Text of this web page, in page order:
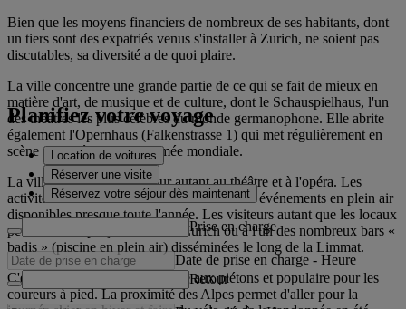
Bien que les moyens financiers de nombreux de ses habitants, dont
un tiers sont des expatriés venus s'installer à Zurich, ne soient pas
discutables, sa diversité a de quoi plaire.
La ville concentre une grande partie de ce qui se fait de mieux en
matière d'art, de musique et de culture, dont le Schauspielhaus, l'un
des théâtres les plus célèbres du monde germanophone. Elle abrite
également l'Opernhaus (Falkenstrasse 1) qui met régulièrement en
scène des opéras de renommée mondiale.
La ville ne se limite pas pour autant au théâtre et à l'opéra. Les
activités en extérieur sont nombreuses et les événements en plein air
disponibles presque toute l'année. Les visiteurs autant que les locaux
peuvent être aperçus sur le lac Zurich ou à l'un des nombreux bars «
badis » (piscine en plein air) disséminées le long de la Limmat.
C'est également une ville dédiée aux piétons et populaire pour les
coureurs à pied. La proximité des Alpes permet d'aller pour la
Planifiez votre voyage
Location de voitures
Réserver une visite
Réservez votre séjour dès maintenant
Prise en charge
Date de prise en charge - Heure
Retour